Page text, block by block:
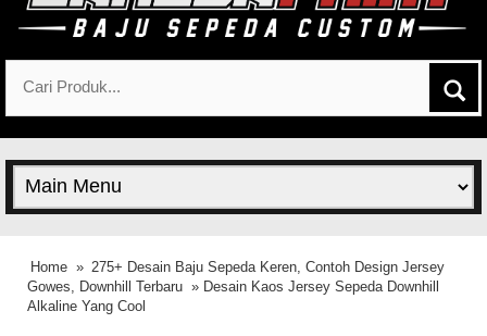
Home » 275+ Desain Baju Sepeda Keren, Contoh Design Jersey
Gowes, Downhill Terbaru » Desain Kaos Jersey Sepeda Downhill
Alkaline Yang Cool